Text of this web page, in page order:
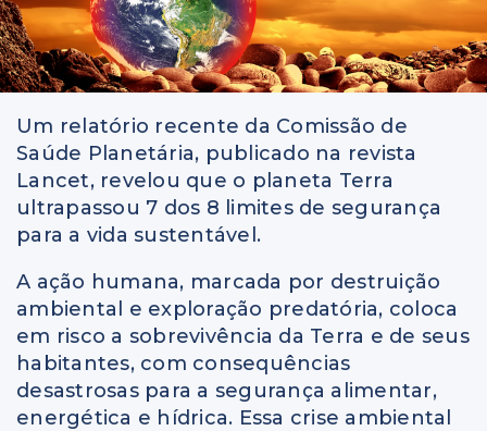
Um relatório recente da Comissão de
Saúde Planetária, publicado na revista
Lancet, revelou que o planeta Terra
ultrapassou 7 dos 8 limites de segurança
para a vida sustentável.
A ação humana, marcada por destruição
ambiental e exploração predatória, coloca
em risco a sobrevivência da Terra e de seus
habitantes, com consequências
desastrosas para a segurança alimentar,
energética e hídrica. Essa crise ambiental